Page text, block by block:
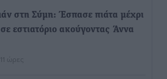
στη Σύμη: Έσπασε πιάτα μέχρι
εστιατόριο ακούγοντας Άννα
ώρες